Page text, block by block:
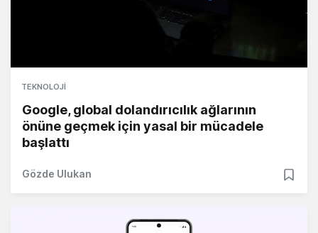
TEKNOLOJI
Google, global dolandırıcılık ağlarının
önüne geçmek için yasal bir mücadele
başlattı
Gözde Ulukan